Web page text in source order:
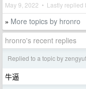
May 9, 2022 • Lastly replied
» More topics by hronro
hronro's recent replies
Replied to a topic by
牛逼